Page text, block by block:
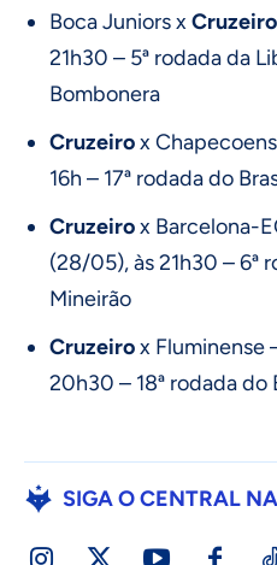
Boca Juniors xCruzeiro
21h30 – 5ª rodada da
Bombonera
Cruzeirox
16h – 17ª rodada do
Cruzeirox Barcelona-
(28/05), às 21h30 – 6ª
Mineirão
Cruzeirox Fluminense
20h30 – 18ª rodada do
SIGA O CENTRAL